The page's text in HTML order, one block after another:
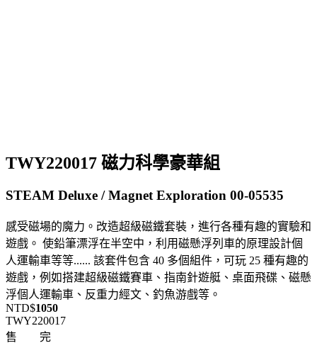
TWY220017 磁力科學豪華組
STEAM Deluxe / Magnet Exploration 00-05535
感受磁場的魔力。改造超級磁鐵套裝，進行各種有趣的實驗和
遊戲。 使鉛筆漂浮在半空中，利用磁懸浮列車的原理設計個
人運輸車等等...... 該套件包含 40 多個組件，可玩 25 種有趣的
遊戲，例如搭建超級磁鐵賽車、指南針遊艇、桌面飛碟、磁懸
浮個人運輸車、反重力經文、釣魚游戲等。
NTD$1050
TWY220017
售 完